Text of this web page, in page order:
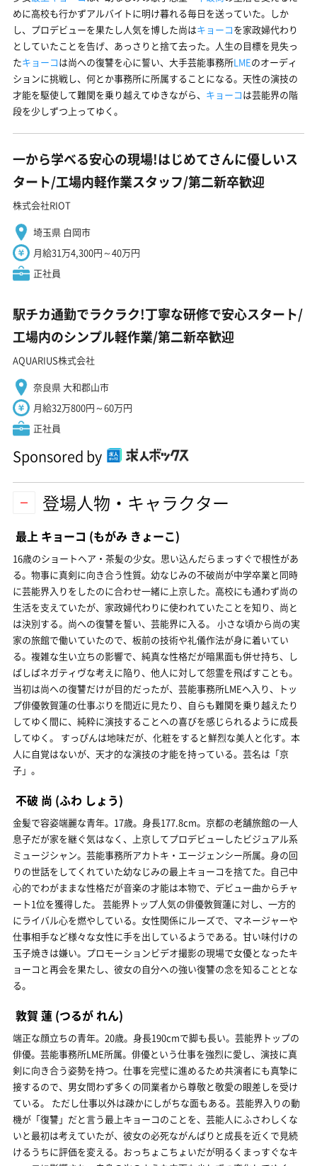
めに高校も行かずアルバイトに明け暮れる毎日を送っていた。しか
し、プロデビューを果たし人気を博した尚はキョーコを家政婦代わり
としていたことを告げ、あっさりと捨て去った。人生の目標を見失っ
たキョーコは尚への復讐を心に誓い、大手芸能事務所LMEのオーディ
ションに挑戦し、何とか事務所に所属することになる。天性の演技の
才能を駆使して難関を乗り越えてゆきながら、 キョーコは芸能界の階
段を少しずつ上ってゆく。
一から学べる安心の現場!はじめてさんに優しいス
タート/工場内軽作業スタッフ/第二新卒歓迎
株式会社RIOT
埼玉県 白岡市
月給31万4,300円～40万円
正社員
駅チカ通勤でラクラク!丁寧な研修で安心スタート/
工場内のシンプル軽作業/第二新卒歓迎
AQUARIUS株式会社
奈良県 大和郡山市
月給32万800円～60万円
正社員
Sponsored by
登場人物・キャラクター
最上 キョーコ (もがみ きょーこ)
16歳のショートヘア・茶髪の少女。思い込んだらまっすぐで根性があ
る。物事に真剣に向き合う性質。幼なじみの不破尚が中学卒業と同時
に芸能界入りをしたのに合わせ一緒に上京した。高校にも通わず尚の
生活を支えていたが、家政婦代わりに使われていたことを知り、尚と
は決別する。尚への復讐を誓い、芸能界に入る。 小さな頃から尚の実
家の旅館で働いていたので、板前の技術や礼儀作法が身に着いてい
る。複雑な生い立ちの影響で、純真な性格だが暗黒面も併せ持ち、し
ばしばネガティヴな考えに陥り、他人に対して怨霊を飛ばすことも。
当初は尚への復讐だけが目的だったが、芸能事務所LMEへ入り、トッ
プ俳優敦賀蓮の仕事ぶりを間近に見たり、自らも難関を乗り越えたり
してゆく間に、純粋に演技することへの喜びを感じられるように成長
してゆく。 すっぴんは地味だが、化粧をすると鮮烈な美人と化す。本
人に自覚はないが、天才的な演技の才能を持っている。芸名は「京
子」。
不破 尚 (ふわ しょう)
金髪で容姿端麗な青年。17歳。身長177.8cm。京都の老舗旅館の一人
息子だが家を継ぐ気はなく、上京してプロデビューしたビジュアル系
ミュージシャン。芸能事務所アカトキ・エージェンシー所属。身の回
りの世話をしてくれていた幼なじみの最上キョーコを捨てた。自己中
心的でわがままな性格だが音楽の才能は本物で、デビュー曲からチャ
ート1位を獲得した。 芸能界トップ人気の俳優敦賀蓮に対し、一方的
にライバル心を燃やしている。女性関係にルーズで、マネージャーや
仕事相手など様々な女性に手を出しているようである。甘い味付けの
玉子焼きは嫌い。プロモーションビデオ撮影の現場で女優となったキ
ョーコと再会を果たし、彼女の自分への強い復讐の念を知ることとな
る。
敦賀 蓮 (つるが れん)
端正な顔立ちの青年。20歳。身長190cmで脚も長い。芸能界トップの
俳優。芸能事務所LME所属。俳優という仕事を強烈に愛し、演技に真
剣に向き合う姿勢を持つ。仕事を完璧に進めるため共演者にも真摯に
接するので、男女問わず多くの同業者から尊敬と敬愛の眼差しを受け
ている。 ただし仕事以外は疎かにしがちな面もある。芸能界入りの動
機が「復讐」だと言う最上キョーコのことを、芸能人にふさわしくな
いと最初は考えていたが、彼女の必死ながんばりと成長を近くで見続
けるうちに評価を変える。おっちょこちょいだが明るくまっすぐなキ